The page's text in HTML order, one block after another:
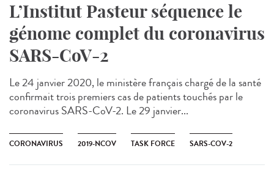
L’Institut Pasteur séquence le
génome complet du coronavirus
SARS-CoV-2
Le 24 janvier 2020, le ministère français chargé de la santé
confirmait trois premiers cas de patients touchés par le
coronavirus SARS-CoV-2​. Le 29 janvier...
CORONAVIRUS 2019-NCOV TASK FORCE SARS-COV-2